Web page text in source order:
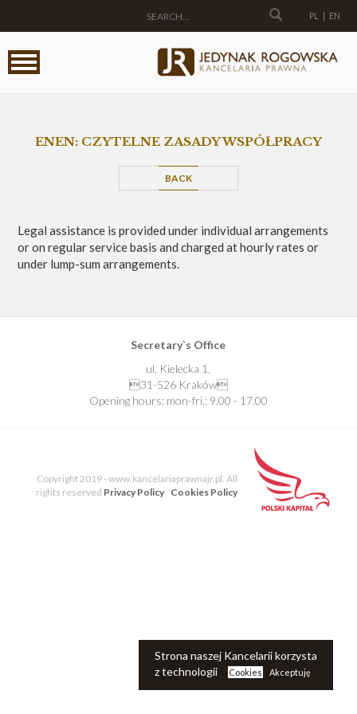
PL | EN
ENEN: CZYTELNE ZASADY WSPÓŁPRACY
BACK
Legal assistance is provided under individual arrangements
or on regular service basis and charged at hourly rates or
under lump-sum arrangements.
Secretary`s Office
ul. Kielecka 1,
31-526 Kraków
Opening hours: mon-fri.: 9.00 - 17.00
Copyright 2019 - www.kancelariaprawnajr.pl. All
rights reserved Privacy Policy Cookies Policy
Strona naszej Kancelarii korzysta
z technologii
Cookies Akceptuję